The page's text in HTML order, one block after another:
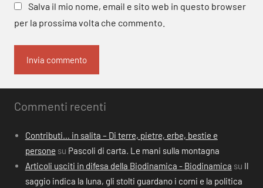
Salva il mio nome, email e sito web in questo browser
per la prossima volta che commento.
Commenti recenti
Contributi… in salita – Di terre, pietre, erbe, bestie e
persone su Pascoli di carta. Le mani sulla montagna
Articoli usciti in difesa della Biodinamica - Biodinamica su Il
saggio indica la luna, gli stolti guardano i corni e la politica